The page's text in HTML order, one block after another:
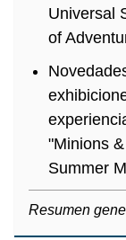
Universal
of
"Minions
Summer
Resumen